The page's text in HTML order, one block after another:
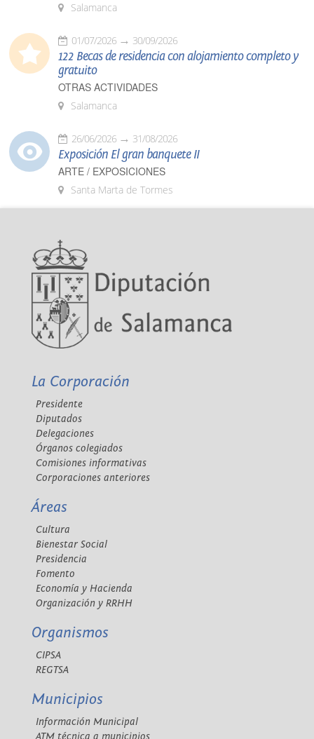
Salamanca
01/07/2026 30/09/2026
122 Becas de residencia con alojamiento completo y
gratuito
OTRAS ACTIVIDADES
Salamanca
26/06/2026 31/08/2026
Exposición El gran banquete II
ARTE / EXPOSICIONES
Santa Marta de Tormes
La Corporación
Presidente
Diputados
Delegaciones
Órganos colegiados
Comisiones informativas
Corporaciones anteriores
Áreas
Cultura
Bienestar Social
Presidencia
Fomento
Economía y Hacienda
Organización y RRHH
Organismos
CIPSA
REGTSA
Municipios
Información Municipal
ATM técnica a municipios